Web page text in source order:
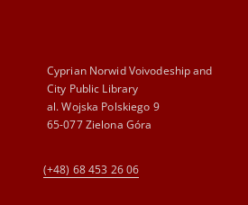
Cyprian Norwid Voivodeship and
City Public Library
al. Wojska Polskiego 9
65-077 Zielona Góra
(+48) 68 453 26 06